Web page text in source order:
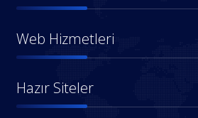
Web Hizmetleri
Hazır Siteler